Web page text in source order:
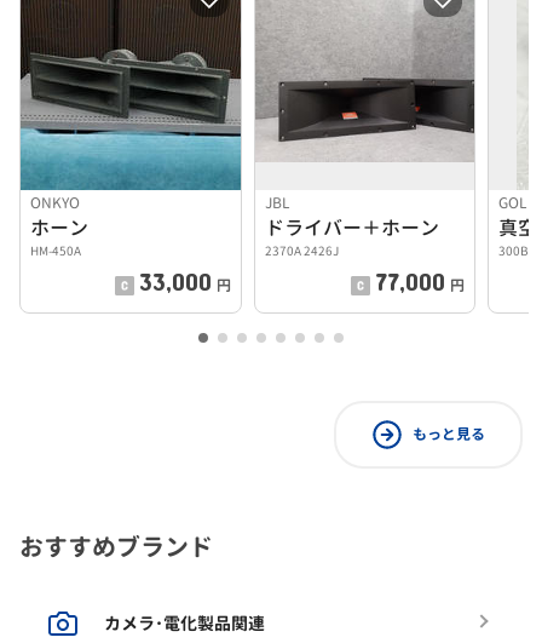
ONKYO
ホーン
HM-450A
33,000 円
JBL
ドライバー＋ホーン
2370A 2426J
77,000 円
真
300B
もっと見る
おすすめブランド
カメラ･電化製品関連